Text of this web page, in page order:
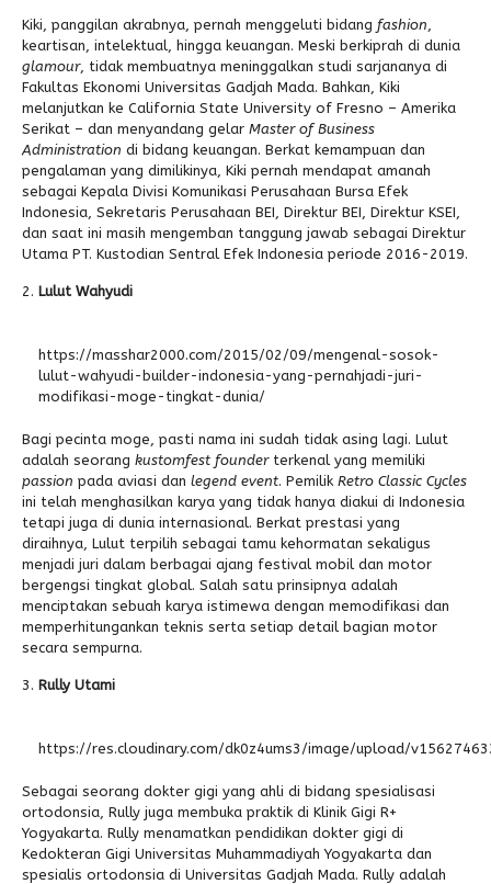
Kiki, panggilan akrabnya, pernah menggeluti bidang fashion,
keartisan, intelektual, hingga keuangan. Meski berkiprah di dunia
glamour, tidak membuatnya meninggalkan studi sarjananya di
Fakultas Ekonomi Universitas Gadjah Mada. Bahkan, Kiki
melanjutkan ke California State University of Fresno – Amerika
Serikat – dan menyandang gelar Master of Business
Administration di bidang keuangan. Berkat kemampuan dan
pengalaman yang dimilikinya, Kiki pernah mendapat amanah
sebagai Kepala Divisi Komunikasi Perusahaan Bursa Efek
Indonesia, Sekretaris Perusahaan BEI, Direktur BEI, Direktur KSEI,
dan saat ini masih mengemban tanggung jawab sebagai Direktur
Utama PT. Kustodian Sentral Efek Indonesia periode 2016-2019.
Lulut Wahyudi
https://masshar2000.com/2015/02/09/mengenal-sosok-
lulut-wahyudi-builder-indonesia-yang-pernahjadi-juri-
modifikasi-moge-tingkat-dunia/
Bagi pecinta moge, pasti nama ini sudah tidak asing lagi. Lulut
adalah seorang kustomfest founderterkenal yang memiliki
passion pada aviasi dan legend event. Pemilik Retro Classic Cycles
ini telah menghasilkan karya yang tidak hanya diakui di Indonesia
tetapi juga di dunia internasional. Berkat prestasi yang
diraihnya, Lulut terpilih sebagai tamu kehormatan sekaligus
menjadi juri dalam berbagai ajang festival mobil dan motor
bergengsi tingkat global. Salah satu prinsipnya adalah
menciptakan sebuah karya istimewa dengan memodifikasi dan
memperhitungankan teknis serta setiap detail bagian motor
secara sempurna.
Rully Utami
https://res.cloudinary.com/dk0z4ums3/image/upload/
Sebagai seorang dokter gigi yang ahli di bidang spesialisasi
ortodonsia, Rully juga membuka praktik di Klinik Gigi R+
Yogyakarta. Rully menamatkan pendidikan dokter gigi di
Kedokteran Gigi Universitas Muhammadiyah Yogyakarta dan
spesialis ortodonsia di Universitas Gadjah Mada. Rully adalah